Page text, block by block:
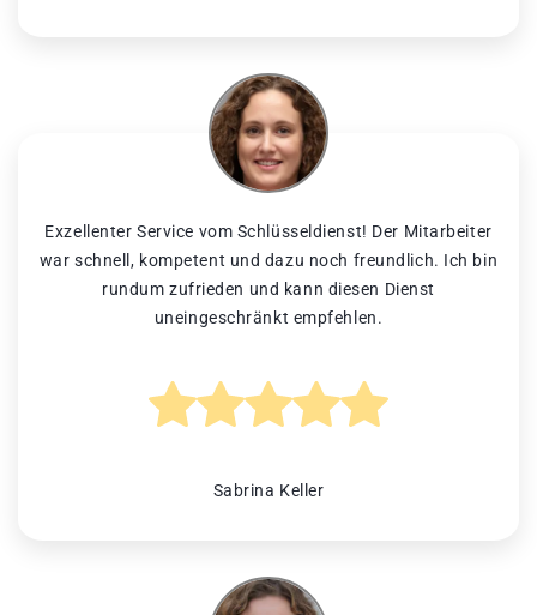
Exzellenter Service vom Schlüsseldienst! Der Mitarbeiter
war schnell, kompetent und dazu noch freundlich. Ich bin
rundum zufrieden und kann diesen Dienst
uneingeschränkt empfehlen.
Sabrina Keller